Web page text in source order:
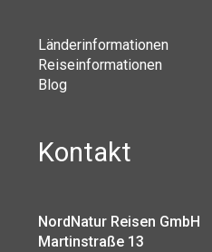
Länderinformationen
Reiseinformationen
Blog
Kontakt
NordNatur Reisen GmbH
Martinstraße 13